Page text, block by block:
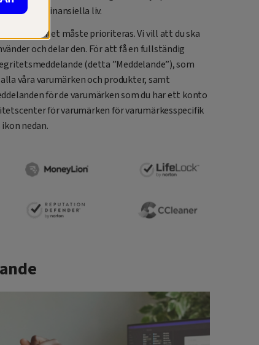
och finansiella liv.
din integritet måste prioriteras. Vi vill att du ska
och delar den. För att få en fullständig
(detta ”Meddelande”), som
våra varumärken och produkter, samt
för de varumärken som du har ett konto
för varumärken för varumärkesspecifik
nedan.